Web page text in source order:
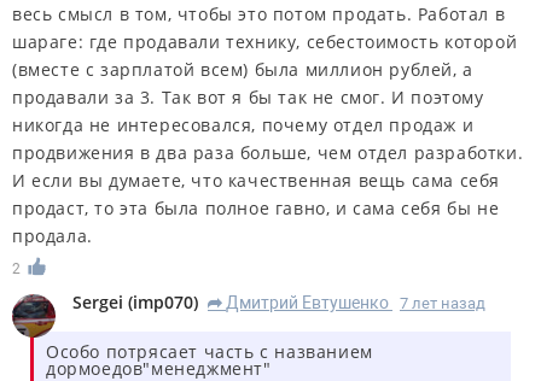
весь смысл в том, чтобы это потом продать. Работал в
шараге: где продавали технику, себестоимость которой
(вместе с зарплатой всем) была миллион рублей, а
продавали за 3. Так вот я бы так не смог. И поэтому
никогда не интересовался, почему отдел продаж и
продвижения в два раза больше, чем отдел разработки.
И если вы думаете, что качественная вещь сама себя
продаст, то эта была полное гавно, и сама себя бы не
продала.
2
Sergei (imp070) R Дмитрий Евтушенко 7 лет назад
Особо потрясает часть с названием
дормоедов"менеджмент"